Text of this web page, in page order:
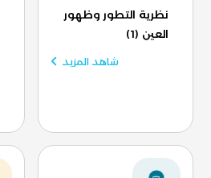
نظرية التطور وظهور
العين (1)
شاهد المزيد